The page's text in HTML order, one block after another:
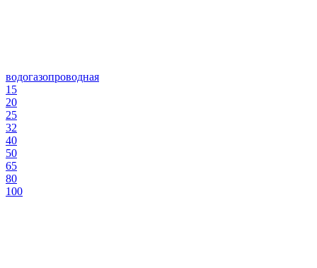
водогазопроводная
15
20
25
32
40
50
65
80
100